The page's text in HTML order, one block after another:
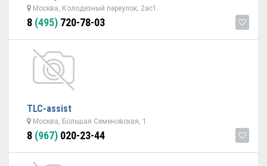
Москва, Колодезный переулок, 2ас1
8 (495) 720-78-03
TLC-assist
Москва, Большая Семеновская, 1
8 (967) 020-23-44